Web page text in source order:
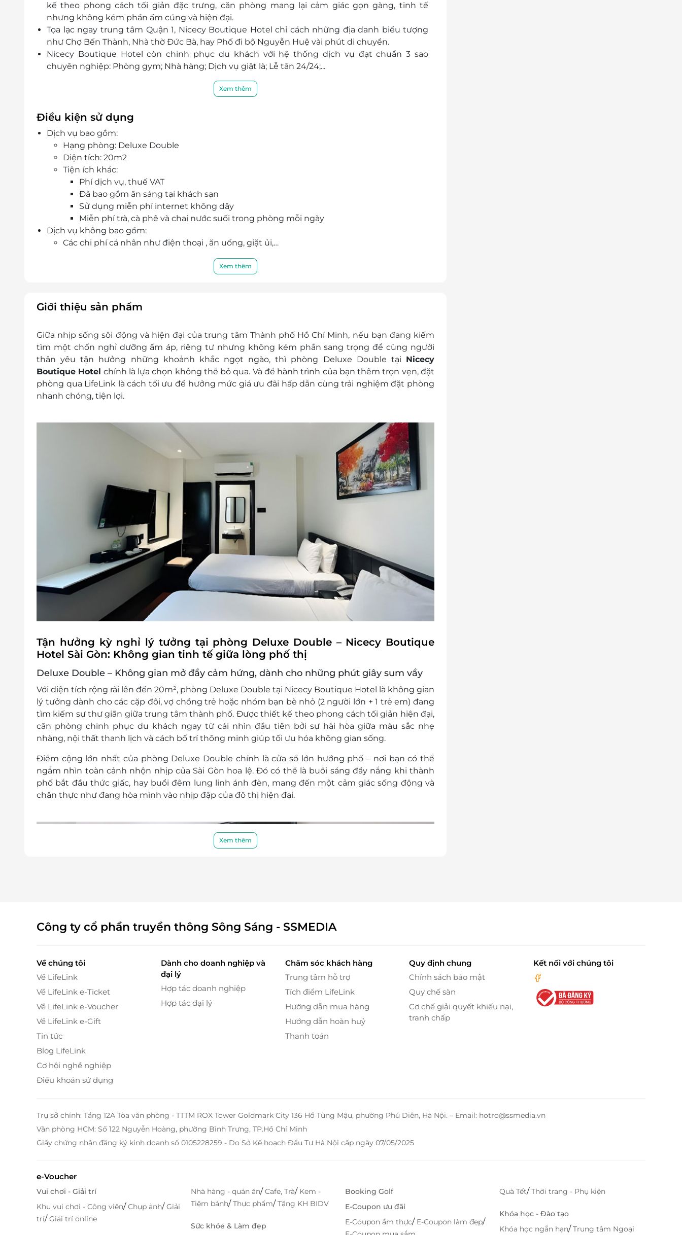
kế theo phong cách tối giản đặc trưng, căn phòng mang lại cảm giác gọn gàng, tinh tế
nhưng không kém phần ấm cúng và hiện đại.
Tọa lạc ngay trung tâm Quận 1, Nicecy Boutique Hotel chỉ cách những địa danh biểu tượng
như Chợ Bến Thành, Nhà thờ Đức Bà, hay Phố đi bộ Nguyễn Huệ vài phút di chuyển.
Nicecy Boutique Hotel còn chinh phục du khách với hệ thống dịch vụ đạt chuẩn 3 sao
chuyên nghiệp: Phòng gym; Nhà hàng; Dịch vụ giặt là; Lễ tân 24/24;...
Xem thêm
Điều kiện sử dụng
Dịch vụ bao gồm:
Hạng phòng: Deluxe Double
Diện tích: 20m2
Tiện ích khác:
Phí dịch vụ, thuế VAT
Đã bao gồm ăn sáng tại khách sạn
Sử dụng miễn phí internet không dây
Miễn phí trà, cà phê và chai nước suối trong phòng mỗi ngày
Dịch vụ không bao gồm:
Các chi phí cá nhân như điện thoại , ăn uống, giặt ủi,…
Bé thứ 2 phụ thu 270.000 VNĐ/bé
Điều kiện đặt phòng:
Văn phòng HCM: 028.6680 8757 /
Liên hệ cho LifeLink để kiểm tra tình trạng phòng trống trước khi mua dịch vụ và nhận
mức giá ưu đãi nhất
Phụ thu: Mùa cao điểm tháng 4, 5, 6, 7, 8, 9: 100.000 VNĐ/phòng/đêm
Quy định nhận trả phòng:
Giờ nhận phòng: 14h00
Điều kiện khác:
Áp dụng 01 E-Voucher/E-Coupon cho 02 khách
Một khách hàng được mua nhiều E-Voucher/E-Coupon
E-Voucher/E-Coupon không có giá trị quy đổi thành tiền mặt, không trả lại tiền thừa
Không áp dụng đồng thời với chương trình khuyến mại khác.
Xem thêm
Giới thiệu sản phẩm
Giữa nhịp sống sôi động và hiện đại của trung tâm Thành phố Hồ Chí Minh, nếu bạn đang kiếm
tìm một chốn nghỉ dưỡng ấm áp, riêng tư nhưng không kém phần sang trọng để cùng người
thân yêu tận hưởng những khoảnh khắc ngọt ngào, thì phòng Deluxe Double tại Nicecy
Boutique Hotel chính là lựa chọn không thể bỏ qua. Và để hành trình của bạn thêm trọn vẹn,đặt
phòng qua LifeLink là cách tối ưu để hưởng mức giá ưu đãi hấp dẫn cùng trải nghiệm đặt phòng
nhanh chóng, tiện lợi.
Tận hưởng kỳ nghỉ lý tưởng tại phòng Deluxe Double – Nicecy Boutique
Hotel Sài Gòn: Không gian tinh tế giữa lòng phố thị
Deluxe Double – Không gian mở đầy cảm hứng, dành cho những phút giây sum vầy
Với diện tích rộng rãi lên đến 20m², phòng Deluxe Double tại Nicecy Boutique Hotel là không gian
lý tưởng dành chocác cặp đôi, vợ chồng trẻ hoặc nhóm bạn bè nhỏ (2 người lớn + 1 trẻ em) đang
tìm kiếm sự thư giãn giữa trung tâm thành phố. Được thiết kế theo phong cách tối giản hiện đại,
căn phòng chinh phục du khách ngay từ cái nhìn đầu tiên bởi sự hài hòa giữa màu sắc nhẹ
nhàng, nội thất thanh lịch và cách bố trí thông minh giúp tối ưu hóa không gian sống.
Điểm cộng lớn nhất của phòng Deluxe Double chính làcửa sổ lớn hướng phố – nơi bạn có thể
ngắm nhìn toàn cảnh nhộn nhịp của Sài Gòn hoa lệ. Đó có thể là buổi sáng đầy nắng khi thành
phố bắt đầu thức giấc, hay buổi đêm lung linh ánh đèn, mang đến một cảm giác sống động và
chân thực như đang hòa mình vào nhịp đập của đô thị hiện đại.
Xem thêm
Công ty cổ phần truyền thông Sông Sáng - SSMEDIA
Về chúng tôi
Về LifeLink
Về LifeLink e-Ticket
Về LifeLink e-Voucher
Về LifeLink e-Gift
Tin tức
Blog LifeLink
Cơ hội nghề nghiệp
Điều khoản sử dụng
Dành cho doanh nghiệp và
đại lý
Hợp tác doanh nghiệp
Hợp tác đại lý
Chăm sóc khách hàng
Trung tâm hỗ trợ
Tích điểm LifeLink
Hướng dẫn mua hàng
Hướng dẫn hoàn huỷ
Thanh toán
Quy định chung
Chính sách bảo mật
Quy chế sàn
Cơ chế giải quyết khiếu nại,
tranh chấp
Kết nối với chúng tôi
Trụ sở chính: Tầng 12A Tòa văn phòng - TTTM ROX Tower Goldmark City 136 Hồ Tùng Mậu, phường Phú Diễn, Hà Nội. – Email: hotro@ssmedia.vn
Văn phòng HCM: Số 122 Nguyễn Hoàng, phường Bình Trưng, TP.Hồ Chí Minh
Giấy chứng nhận đăng ký kinh doanh số 0105228259 - Do Sở Kế hoạch Đầu Tư Hà Nội cấp ngày 07/05/2025
e-Voucher
Vui chơi - Giải trí
Khu vui chơi - Công viên/Chụp ảnh/Giải
trí/Giải trí online
Nhà hàng - quán ăn/Cafe, Trà/ Kem -
Tiệm bánh/Thực phẩm/Tặng KH BIDV
Sức khỏe & Làm đẹp
Booking Golf
E-Coupon ưu đãi
E-Coupon ẩm thực/ E-Coupon làm đẹp/
Quà Tết/Thời trang - Phụ kiện
Khóa học - Đào tạo
Khóa học ngắn hạn/Trung tâm Ngoại